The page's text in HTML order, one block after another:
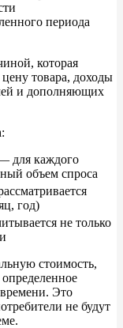
периода
которая
товара, доходы
и дополняющих
для каждого
объем спроса
год)
не только
стоимость,
определенное
Это
не будут